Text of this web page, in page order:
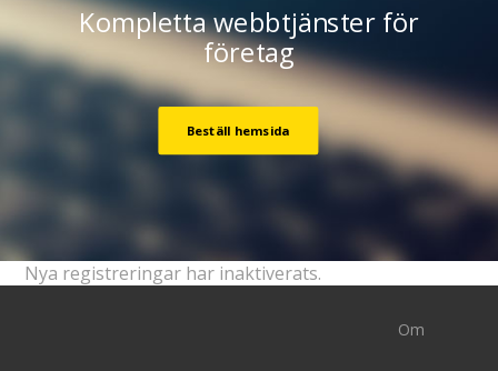
Kompletta webbtjänster för
företag
Beställ hemsida
Nya registreringar har inaktiverats.
Om